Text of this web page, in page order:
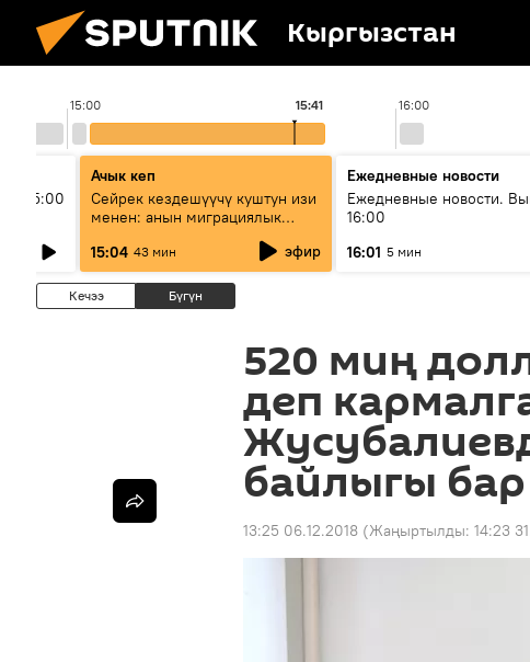
Кыргызстан
15:00 16:00
15:41
15:00
Ачык кеп
Сейрек кездешүүчү куштун изи
менен: анын миграциялык
жолу эмнеден кабар берет?
15:04 43 мин эфир
Ежедневные новости
Ежедневные новости.
16:00
16:01 5 мин
Кечээ Бүгүн
520 миң
деп
байлыгы бар
13:25 06.12.2018 (Жаңыртылды: 14:23